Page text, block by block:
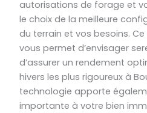
autorisations de forage et
le choix de la meilleure
du terrain et vos besoins.
vous permet d’envisager
d’assurer un rendement
hivers les plus rigoureux à
technologie apporte
importante à votre bien